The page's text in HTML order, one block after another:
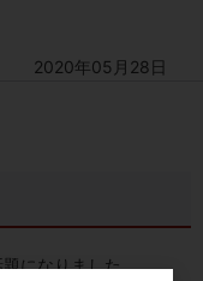
2020年05月28日
になりました。